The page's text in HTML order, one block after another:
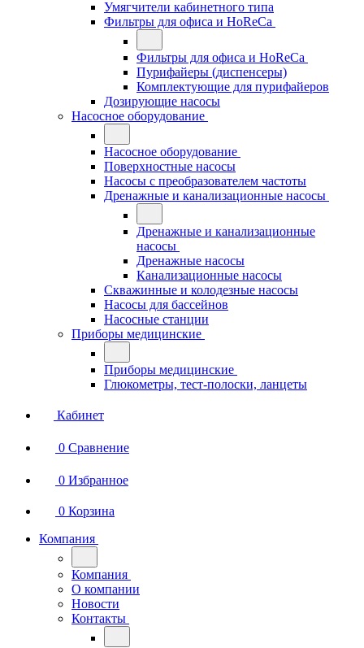
Умягчители кабинетного типа
Фильтры для офиса и HoReCa
Фильтры для офиса и HoReCa
Пурифайеры (диспенсеры)
Комплектующие для пурифайеров
Дозирующие насосы
Насосное оборудование
Насосное оборудование
Поверхностные насосы
Насосы с преобразователем частоты
Дренажные и канализационные насосы
Дренажные и канализационные
насосы
Дренажные насосы
Канализационные насосы
Скважинные и колодезные насосы
Насосы для бассейнов
Насосные станции
Приборы медицинские
Приборы медицинские
Глюкометры, тест-полоски, ланцеты
Кабинет
0 Сравнение
0 Избранное
0 Корзина
Компания
Компания
О компании
Новости
Контакты